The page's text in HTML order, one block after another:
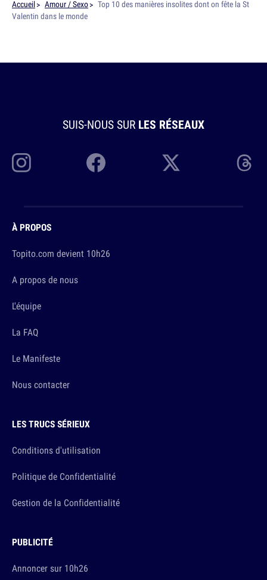
Accueil Amour / Sexo
Top 10 des manières insolites dont on fête la St
Valentin dans le monde
SUIS-NOUS SUR LES RÉSEAUX
À PROPOS
Topito.com devient 10h26
A propos de nous
L'équipe
La FAQ
Le Manifeste
Nous contacter
LES TRUCS SÉRIEUX
Conditions d'utilisation
Politique de Confidentialité
Gestion de la Confidentialité
PUBLICITÉ
Annoncer sur 10h26